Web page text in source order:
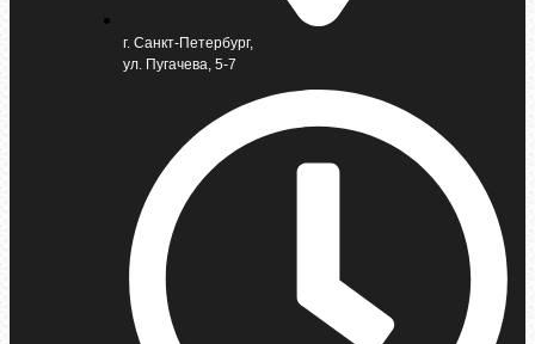
г. Санкт-Петербург,
ул. Пугачева, 5-7